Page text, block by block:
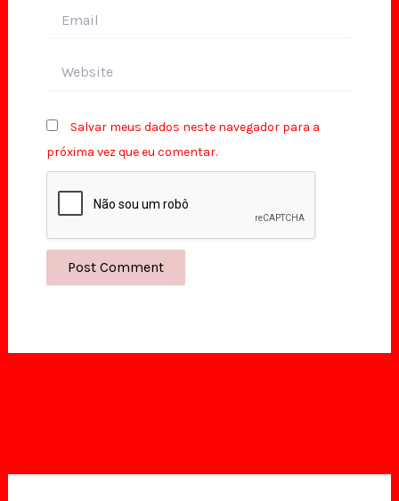
Salvar meus dados neste navegador para a
próxima vez que eu comentar.